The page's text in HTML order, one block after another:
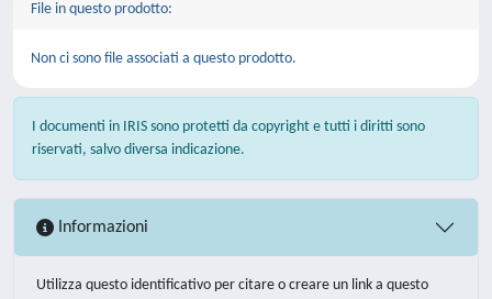
File in questo prodotto:
Non ci sono file associati a questo prodotto.
I documenti in IRIS sono protetti da copyright e tutti i diritti sono
riservati, salvo diversa indicazione.
Informazioni
Utilizza questo identificativo per citare o creare un link a questo